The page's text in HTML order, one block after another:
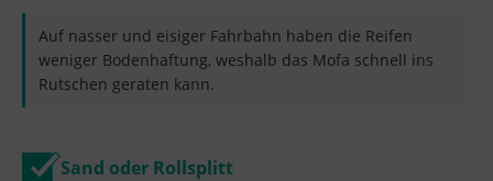
Auf nasser und eisiger Fahrbahn haben die Reifen
weniger Bodenhaftung, weshalb das Mofa schnell ins
Rutschen geraten kann.
Sand oder Rollsplitt